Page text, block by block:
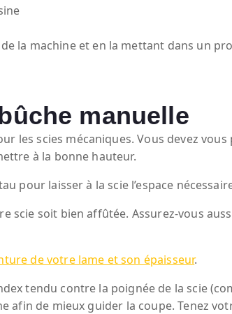
la machine et en la mettant dans un
manuelle
les scies mécaniques. Vous devez
à la bonne hauteur.
pour laisser à la scie l’espace
scie soit bien affûtée. Assurez-vous
de votre lame et son épaisseur.
tendu contre la poignée de la scie
de mieux guider la coupe. Tenez